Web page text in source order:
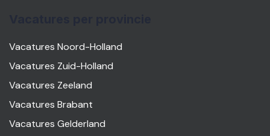
Vacatures Noord-Holland
Vacatures Zuid-Holland
Vacatures Zeeland
Vacatures Brabant
Vacatures Gelderland